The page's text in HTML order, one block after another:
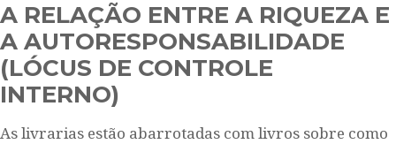
A RELAÇÃO ENTRE A RIQUEZA E
A AUTORESPONSABILIDADE
(LÓCUS DE CONTROLE
INTERNO)
As livrarias estão abarrotadas com livros sobre como